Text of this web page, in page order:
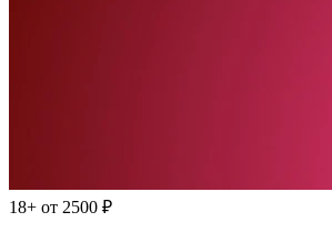
18+ от 2500 ₽